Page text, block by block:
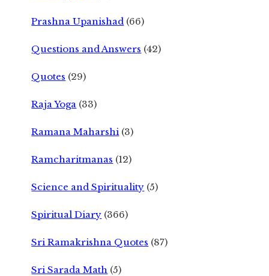
Prashna Upanishad (66)
Questions and Answers (42)
Quotes (29)
Raja Yoga (33)
Ramana Maharshi (3)
Ramcharitmanas (12)
Science and Spirituality (5)
Spiritual Diary (366)
Sri Ramakrishna Quotes (87)
Sri Sarada Math (5)